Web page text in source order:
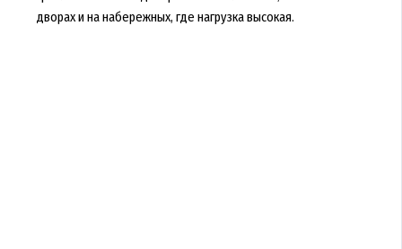
дворах и на набережных, где нагрузка высокая.